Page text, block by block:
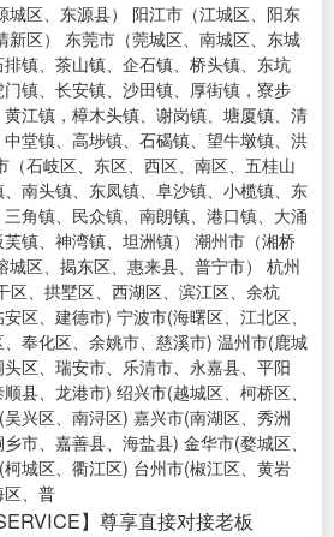
城区、东源县） 阳江市（江城区、阳东
新区） 东莞市（莞城区、南城区、东城
镇、茶山镇、企石镇、桥头镇、东坑
镇、长安镇、沙田镇、厚街镇，寮步
江镇，樟木头镇、谢岗镇、塘厦镇、清
堂镇、高埗镇、石碣镇、望牛墩镇、洪
（石岐区、东区、西区、南区、五桂山
南头镇、东凤镇、阜沙镇、小榄镇、东
角镇、民众镇、南朗镇、港口镇、大涌
镇、神湾镇、坦洲镇） 潮州市（湘桥
城区、揭东区、惠来县、普宁市） 杭州
区、拱墅区、西湖区、滨江区、余杭
区、建德市) 宁波市(海曙区、江北区、
奉化区、余姚市、慈溪市) 温州市(鹿城
区、瑞安市、乐清市、永嘉县、平阳
县、龙港市) 绍兴市(越城区、柯桥区、
兴区、南浔区) 嘉兴市(南湖区、秀洲
市、嘉善县、海盐县) 金华市(婺城区、
城区、衢江区) 台州市(椒江区、黄岩
、普
】尊享直接对接老板